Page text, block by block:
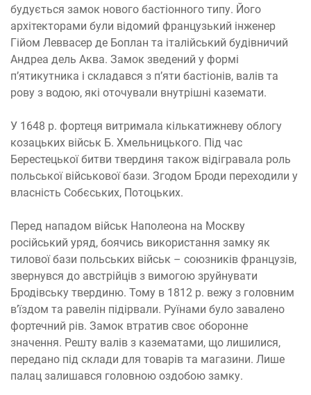
будується замок нового бастіонного типу. Його
архітекторами були відомий французький інженер
Гійом Леввасер де Боплан та італійський будівничий
Андреа дель Аква. Замок зведений у формі
п’ятикутника і складався з п’яти бастіонів, валів та
рову з водою, які оточували внутрішні каземати.
У 1648 р. фортеця витримала кількатижневу облогу
козацьких військ Б. Хмельницького. Під час
Берестецької битви твердиня також відігравала роль
польської військової бази. Згодом Броди переходили у
власність Собєських, Потоцьких.
Перед нападом військ Наполеона на Москву
російський уряд, боячись використання замку як
тилової бази польських військ – союзників французів,
звернувся до австрійців з вимогою зруйнувати
Бродівську твердиню. Тому в 1812 р. вежу з головним
в’їздом та равелін підірвали. Руїнами було завалено
фортечний рів. Замок втратив своє оборонне
значення. Решту валів з казематами, що лишилися,
передано під склади для товарів та магазини. Лише
палац залишався головною оздобою замку.